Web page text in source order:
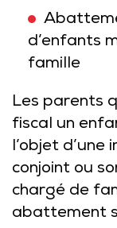
d’enfants
famille
Les parents
fiscal un
l’objet d’une
conjoint ou
chargé de
abattement